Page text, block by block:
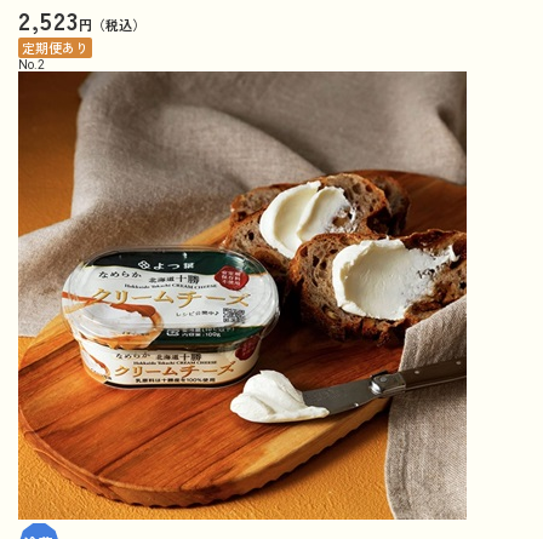
2,523円（税込）
定期便あり
No. 2